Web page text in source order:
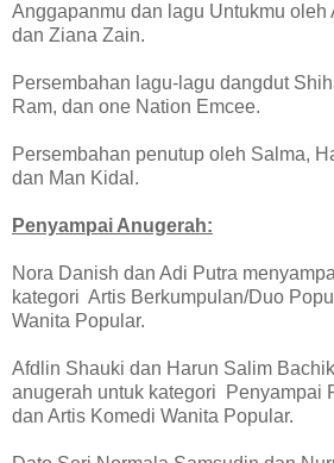
Anggapanmu dan lagu Untukmu oleh
dan Ziana Zain.
Persembahan lagu-lagu dangdut
Ram, dan one Nation Emcee.
Persembahan penutup oleh Salma,
dan Man Kidal.
Penyampai Anugerah:
Nora Danish dan Adi Putra
kategori Artis Berkumpulan/Duo
Wanita Popular.
Afdlin Shauki dan Harun Salim
anugerah untuk kategori Penyampai
dan Artis Komedi Wanita Popular.